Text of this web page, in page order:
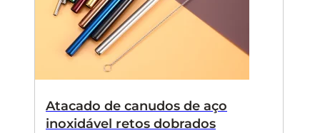
Atacado de canudos de aço
inoxidável retos dobrados